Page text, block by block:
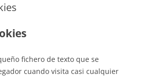
fichero de texto que se
cuando visita casi cualquier